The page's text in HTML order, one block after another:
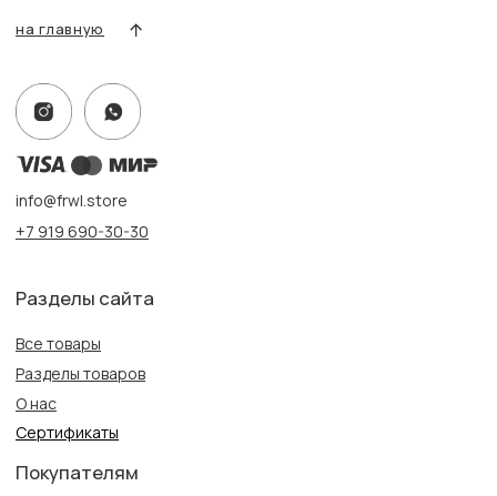
Информация
Политика конфиденциальности
Создание сайта
Адрес:
г. Казань, ул. Проспект Победы, 141 ТЦ МЕГА
ПН-ВС с 10:00 до 22:00